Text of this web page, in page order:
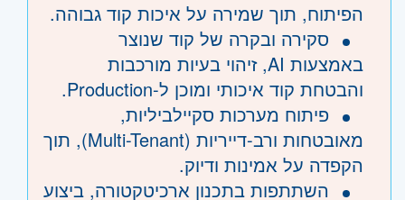
הפיתוח, תוך שמירה על איכות קוד גבוהה.
סקירה ובקרה של קוד שנוצר
באמצעות AI, זיהוי בעיות מורכבות
והבטחת קוד איכותי ומוכן ל-Production.
פיתוח מערכות סקיילביליות,
מאובטחות ורב-דייריות (Multi-Tenant), תוך
הקפדה על אמינות ודיוק.
השתתפות בתכנון ארכיטקטורה, ביצוע